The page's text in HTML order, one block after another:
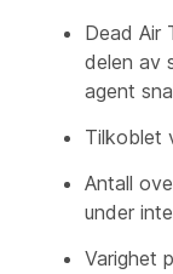
Dead Air
delen av
agent
Tilkoblet
Antall
under
Varighet